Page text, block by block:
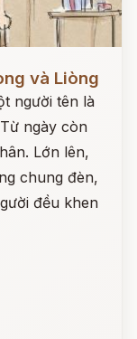
và Liòng
người tên là
ngày còn
Lớn lên,
chung đèn,
đều khen